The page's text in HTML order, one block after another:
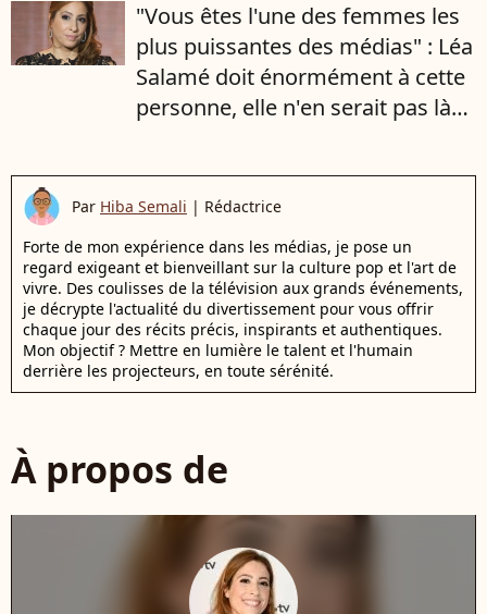
"Vous êtes l'une des femmes les
plus puissantes des médias" : Léa
Salamé doit énormément à cette
personne, elle n'en serait pas là
Par Hiba Semali | Rédactrice
Forte de mon expérience dans les médias, je pose un
regard exigeant et bienveillant sur la culture pop et l'art de
vivre. Des coulisses de la télévision aux grands événements,
je décrypte l'actualité du divertissement pour vous offrir
chaque jour des récits précis, inspirants et authentiques.
Mon objectif ? Mettre en lumière le talent et l'humain
derrière les projecteurs, en toute sérénité.
À propos de